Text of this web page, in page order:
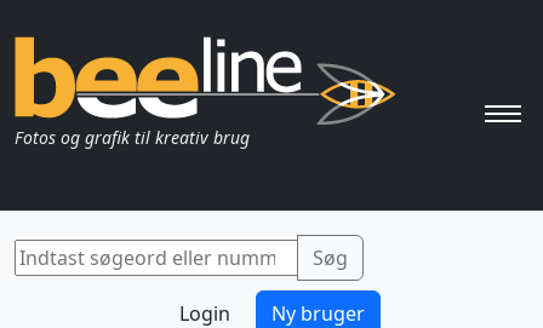
Fotos og grafik til kreativ brug
Login Ny bruger